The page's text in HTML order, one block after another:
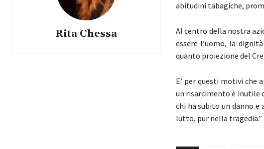
Rita Chessa
abitudini tabagiche,
Al centro della nostra
essere l’uomo, la
quanto proiezione del
E’ per questi motivi che
un risarcimento è inutile
chi ha subito un danno e
lutto, pur nella tragedia.”